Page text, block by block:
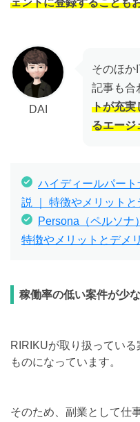
ェントに登録することも
DAI
そのほか
記事も合
トが充実
るエージ
ハイディールパー
説 ｜ 特徴やメリット
Persona（ペルソナ
特徴やメリットとデメ
稼働率の低い案件が少
RIRIKUが取り扱ってい
ものになっています。
そのため、副業として仕